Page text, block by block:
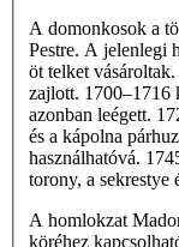
A domonkosok a
Pestre. A jelenlegi
öt telket
zajlott. 1700–1716
azonban leégett.
és a kápolna
használhatóvá.
torony, a sekrestye
A homlokzat
köréhez